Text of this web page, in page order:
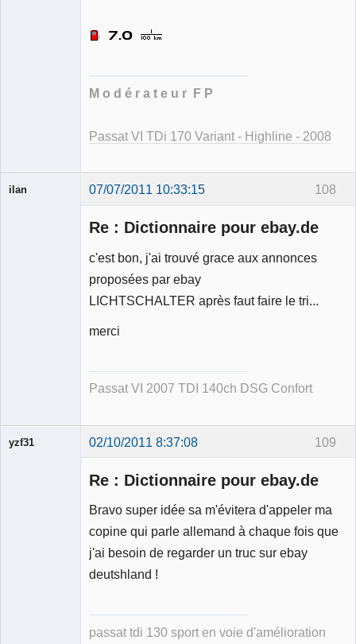
M o d é r a t e u r F P
Passat VI TDi 170 Variant - Highline - 2008
108
ilan 07/07/2011 10:33:15
Re : Dictionnaire pour ebay.de
c'est bon, j'ai trouvé grace aux annonces
proposées par ebay
LICHTSCHALTER après faut faire le tri...
merci
Passat VI 2007 TDI 140ch DSG Confort
109
yzf31 02/10/2011 8:37:08
Re : Dictionnaire pour ebay.de
Bravo super idée sa m'évitera d'appeler ma
copine qui parle allemand à chaque fois que
j'ai besoin de regarder un truc sur ebay
deutshland !
passat tdi 130 sport en voie d'amélioration